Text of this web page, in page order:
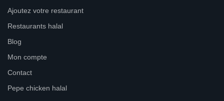
Ajoutez votre restaurant
Restaurants halal
Blog
Mon compte
Contact
Pepe chicken halal